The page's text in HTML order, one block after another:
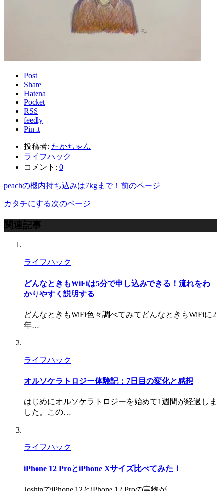
Post
Share
Hatena
Pocket
RSS
feedly
Pin it
投稿者: たかちゃん
ライフハック
コメント: 0
peachの機内持ち込みは7kgまで！ 前のページ
カタチにする次のページ
関連記事
ライフハック
どんなときもWiFiは5分で申し込みできる！流れをわ
かりやすく説明する
どんなときもWiFi色々調べてみてどんなときもWiFiに2
年…
ライフハック
オルソケラトロジー体験記：7日目の変化と感想
はじめにオルソケラトロジーを始めて1週間が経過しま
した。この…
ライフハック
iPhone 12 ProとiPhone Xサイズ比べてみた！
JoshinでiPhone 12とiPhone 12 Proの実物が…